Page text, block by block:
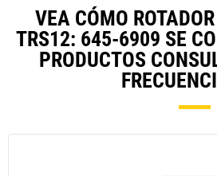
VEA CÓMO
TRS12: 645-6909 SE
PRODUCTOS